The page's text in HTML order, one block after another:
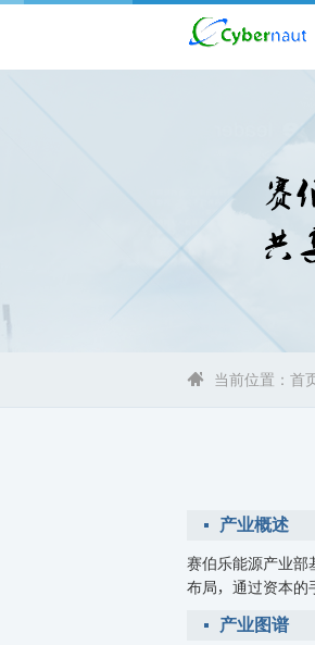
当前位置： 首
产业概述
赛伯乐能源产业部
布局，通过资本的
产业图谱